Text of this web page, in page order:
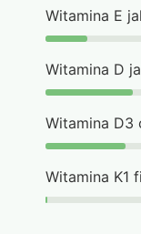
Witamina E
Witamina D
Witamina D3
Witamina K1